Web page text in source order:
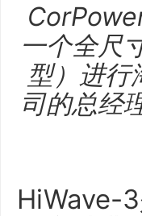
一个全尺
型）进行
司的总经
HiWave-